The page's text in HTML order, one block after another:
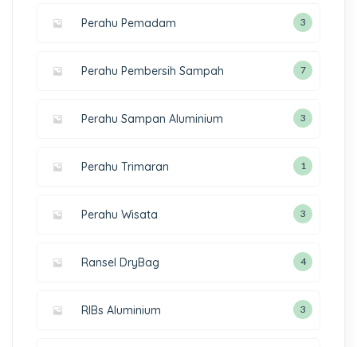
Perahu Pemadam 3
Perahu Pembersih Sampah 7
Perahu Sampan Aluminium 3
Perahu Trimaran 1
Perahu Wisata 3
Ransel DryBag 4
RIBs Aluminium 3